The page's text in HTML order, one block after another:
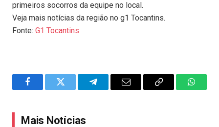
primeiros socorros da equipe no local.
Veja mais notícias da região no g1 Tocantins.
Fonte: G1 Tocantins
FacebookTwitter TelegramEmail
Copy
Mais Notícias